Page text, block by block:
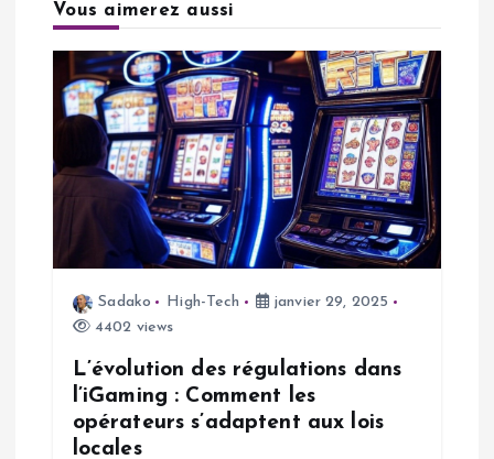
t
o
n
Vous aimerez aussi
Sadako High-Tech
janvier 29, 2025
4402 views
L’évolution des régulations dans
l’iGaming : Comment les
opérateurs s’adaptent aux lois
locales